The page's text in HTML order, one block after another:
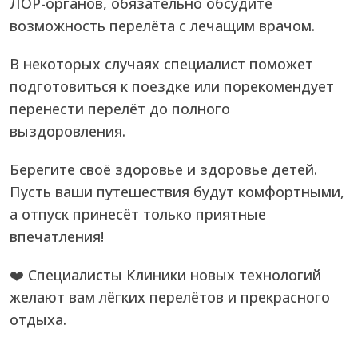
возможность перелёта с лечащим врачом.
В некоторых случаях специалист поможет
подготовиться к поездке или порекомендует
перенести перелёт до полного
выздоровления.
Берегите своё здоровье и здоровье детей.
Пусть ваши путешествия будут комфортными,
а отпуск принесёт только приятные
впечатления!
❤️ Специалисты Клиники новых технологий
желают вам лёгких перелётов и прекрасного
отдыха.